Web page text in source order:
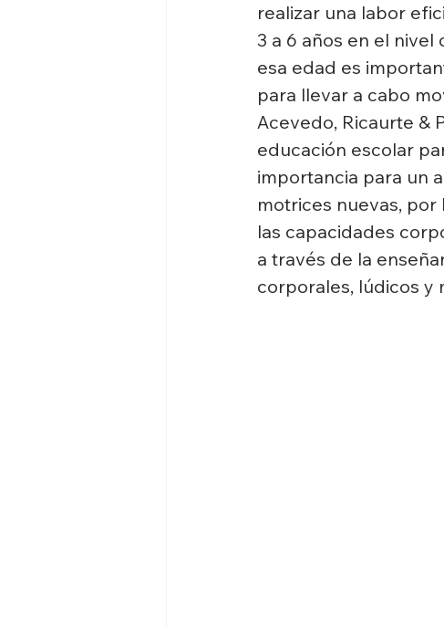
realizar una labor
3 a 6 años en el
esa edad es
para llevar a cabo
Acevedo, Ricaurte &
educación escolar
importancia para un
motrices nuevas, por
las capacidades
a través de la
corporales, lúdicos y